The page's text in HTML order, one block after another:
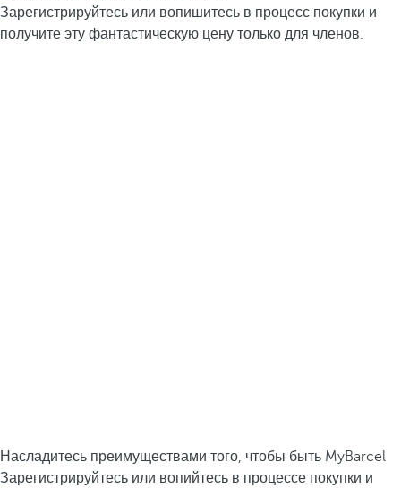
Зарегистрируйтесь или вопишитесь в процесс покупки и
получите эту фантастическую цену только для членов.
Насладитесь преимуществами того, чтобы быть MyBarcel
Зарегистрируйтесь или вопийтесь в процессе покупки и